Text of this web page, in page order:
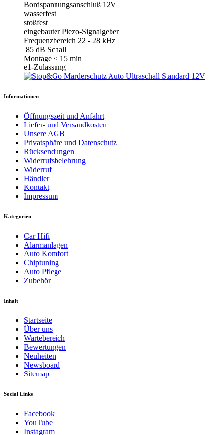
Bordspannungsanschluß 12V
wasserfest
stoßfest
eingebauter Piezo-Signalgeber
Frequenzbereich 22 - 28 kHz
85 dB Schall
Montage < 15 min
e1-Zulassung
Informationen
Öffnungszeit und Anfahrt
Liefer- und Versandkosten
Unsere AGB
Privatsphäre und Datenschutz
Rücksendungen
Widerrufsbelehrung
Widerruf
Händler
Kontakt
Impressum
Kategorien
Car Hifi
Alarmanlagen
Auto Komfort
Chiptuning
Auto Pflege
Zubehör
Inhalt
Startseite
Über uns
Wartebereich
Bewertungen
Neuheiten
Newsboard
Sitemap
Social Links
Facebook
YouTube
Instagram